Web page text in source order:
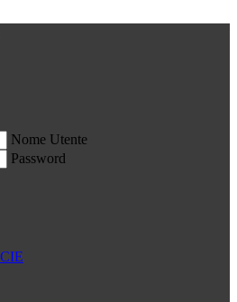
Nome Utente
Password